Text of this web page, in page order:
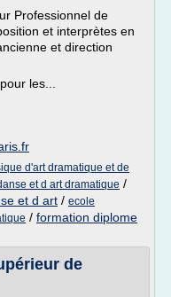
Professionnel de
et interprètes en
et direction
les...
d'art dramatique et de
et d art dramatique /
et d art / ecole
/ formation diplome
de